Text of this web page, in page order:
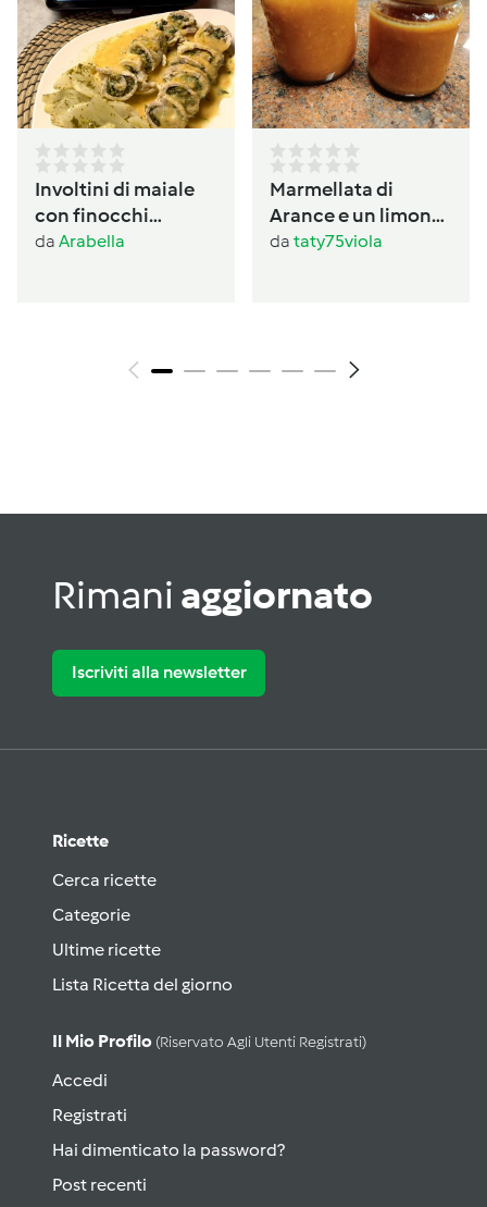
Involtini di maiale
con finocchi
prezzemolati
da Arabella
Marmellata di
Arance e un limone
con buccia
da taty75viola
Rimani aggiornato
Iscriviti alla newsletter
Ricette
Cerca ricette
Categorie
Ultime ricette
Lista Ricetta del giorno
Il Mio Profilo (riservato Agli Utenti Registrati)
Accedi
Registrati
Hai dimenticato la password?
Post recenti